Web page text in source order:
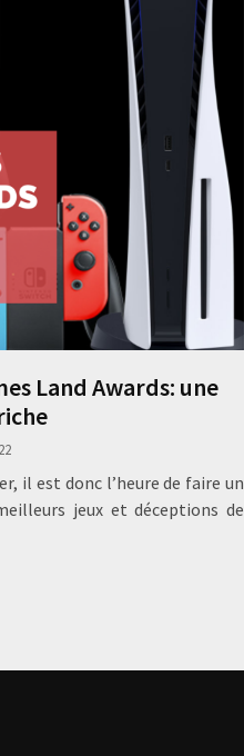
Land Awards: une
il est donc l’heure de faire un
jeux et déceptions de